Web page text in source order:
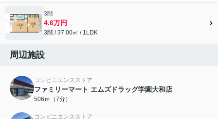
3階
4.6万円
3階 / 37.00㎡ / 1LDK
周辺施設
コンビニエンスストア
ファミリーマート エムズドラッグ学園大和店
506ｍ（7分）
コンビニエンスストア